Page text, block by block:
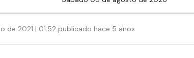
de 2021 | 01:52 publicado hace 5 años